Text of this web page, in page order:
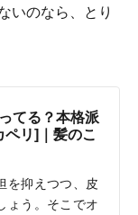
いのなら、とり
てる？本格派
リ]｜髪のこ
を抑えつつ、皮
ょう。そこでオ